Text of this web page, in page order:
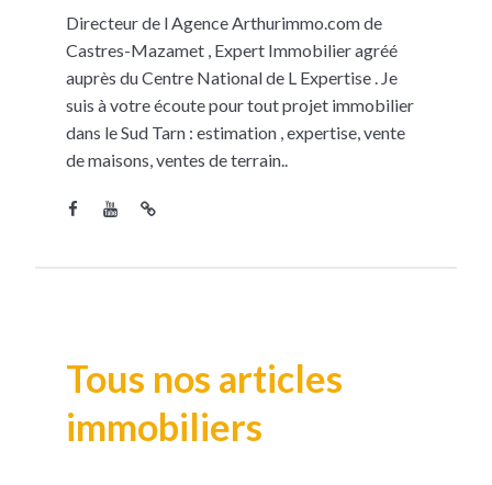
Directeur de l Agence Arthurimmo.com de
Castres-Mazamet , Expert Immobilier agréé
auprès du Centre National de L Expertise . Je
suis à votre écoute pour tout projet immobilier
dans le Sud Tarn : estimation , expertise, vente
de maisons, ventes de terrain..
Tous nos articles
immobiliers